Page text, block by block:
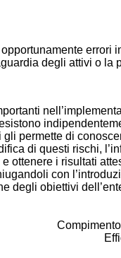
errori
degli attivi o
permette di
di questi rischi,
ottenere i risultati
con
degli obiettivi